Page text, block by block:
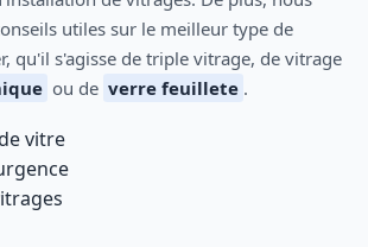
utiles sur le meilleur type de
qu'il s'agisse de triple vitrage, de vitrage
ou de verre feuillete .
vitre